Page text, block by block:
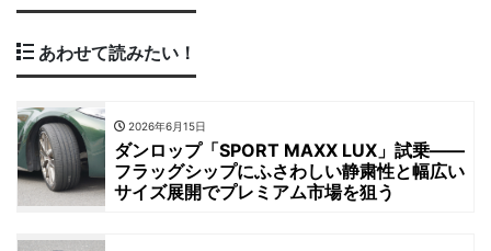
あわせて読みたい！
2026年6月15日
ダンロップ「SPORT MAXX LUX」試乗――
フラッグシップにふさわしい静粛性と幅広い
サイズ展開でプレミアム市場を狙う